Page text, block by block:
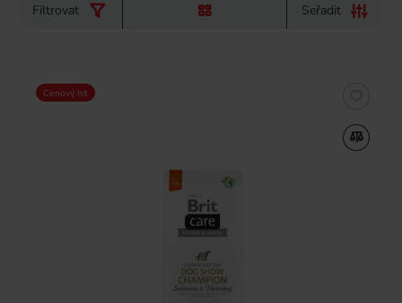
Filtrovat Seřadit
Cenový hit